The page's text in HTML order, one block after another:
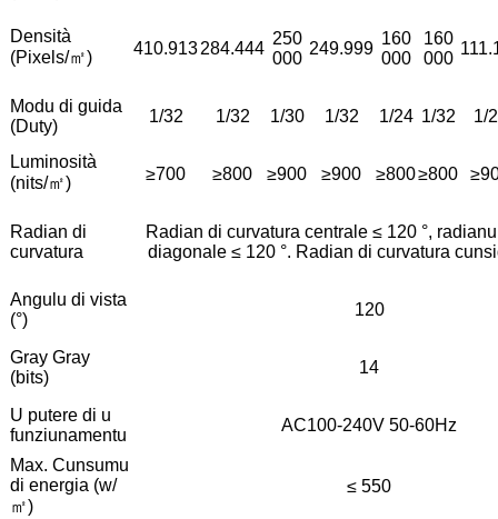
Densità
(Pixels/㎡)
410.913284.444
250
000
249.999
160
000
160
000
Modu di guida
(Duty)
1/32 1/32 1/30 1/32 1/24 1/32 1/
Luminosità
(nits/㎡)
≥700 ≥800 ≥900 ≥900 ≥800≥800
Radian di
curvatura
Radian di curvatura centrale ≤ 120 °,
diagonale ≤ 120 °. Radian di curvatura
Angulu di vista
(°)
120
Gray Gray
(bits)
14
U putere di u
funziunamentu
AC100-240V 50-60Hz
Max. Cunsumu
di energia (w/
㎡)
≤ 550